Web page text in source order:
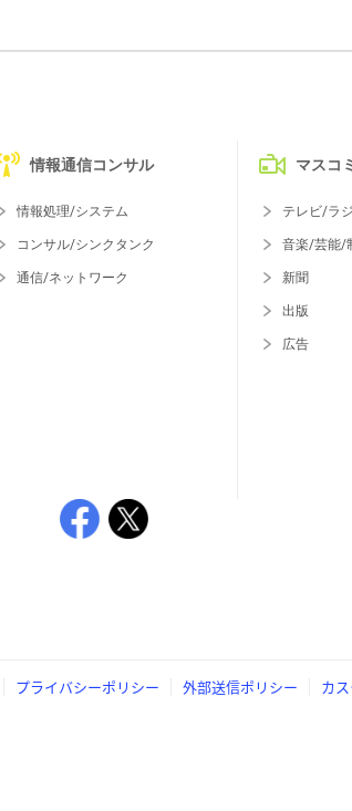
情報通信コンサル
情報処理/システム
コンサル/シンクタンク
通信/ネットワーク
マスコ
テレビ/ラ
音楽/芸能/
新聞
出版
広告
プライバシーポリシー 外部送信ポリシー カ